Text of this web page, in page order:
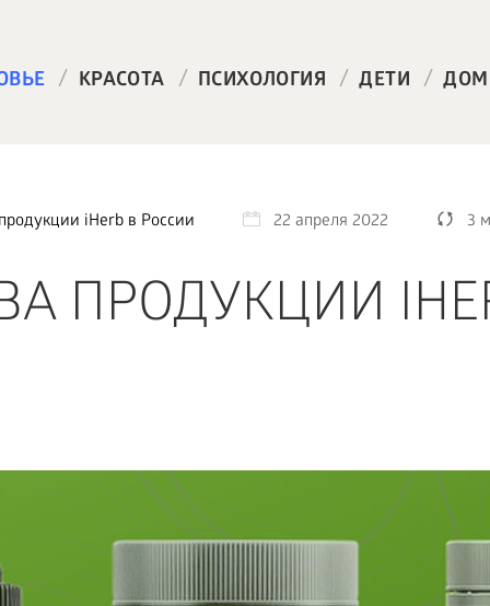
/ КРАСОТА / ПСИХОЛОГИЯ / ДЕТИ / ДОМ
iHerb в России 22 апреля 2022 3
ПРОДУКЦИИ